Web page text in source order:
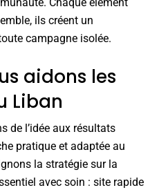
ils créent un
campagne isolée.
aidons les
Liban
de l’idée aux résultats
pratique et adaptée au
la stratégie sur la
avec soin : site rapide